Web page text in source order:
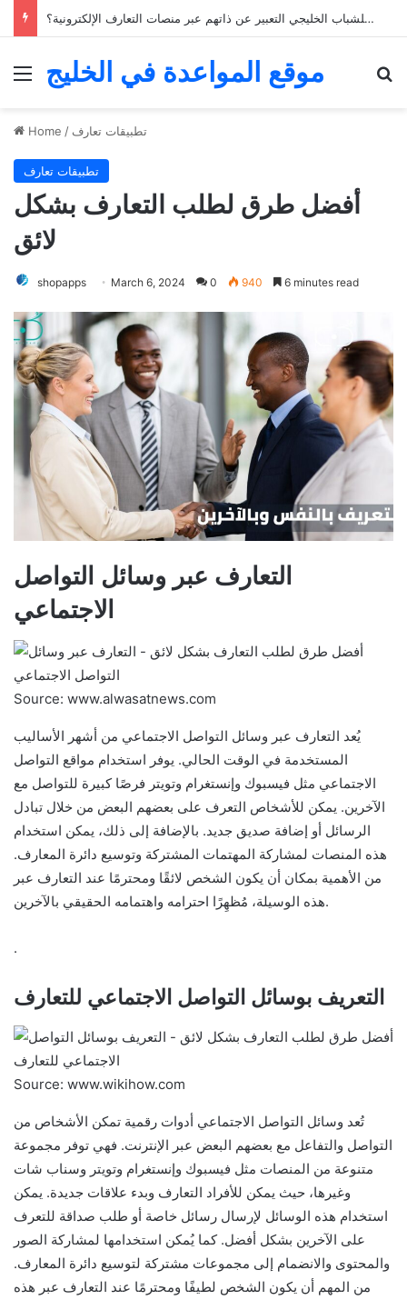
كيف يمكن للشباب الخليجي التعبير عن ذاتهم عبر منصات التعارف الإلكترونية؟
Menu
موقع المواعدة في الخليج
Home / تطبيقات تعارف
تطبيقات تعارف
أفضل طرق لطلب التعارف بشكل
لائق
shopapps March 6, 2024 0 940 6 minutes read
التعارف عبر وسائل التواصل
الاجتماعي
Source: www.alwasatnews.com
يُعد التعارف عبر وسائل التواصل الاجتماعي من أشهر الأساليب
المستخدمة في الوقت الحالي. يوفر استخدام مواقع التواصل
الاجتماعي مثل فيسبوك وإنستغرام وتويتر فرصًا كبيرة للتواصل مع
الآخرين. يمكن للأشخاص التعرف على بعضهم البعض من خلال تبادل
الرسائل أو إضافة صديق جديد. بالإضافة إلى ذلك، يمكن استخدام
هذه المنصات لمشاركة المهتمات المشتركة وتوسيع دائرة المعارف.
من الأهمية بمكان أن يكون الشخص لائقًا ومحترمًا عند التعارف عبر
هذه الوسيلة، مُظهِرًا احترامه واهتمامه الحقيقي بالآخرين.
.
التعريف بوسائل التواصل الاجتماعي للتعارف
Source: www.wikihow.com
تُعد وسائل التواصل الاجتماعي أدوات رقمية تمكن الأشخاص من
التواصل والتفاعل مع بعضهم البعض عبر الإنترنت. فهي توفر مجموعة
متنوعة من المنصات مثل فيسبوك وإنستغرام وتويتر وسناب شات
وغيرها، حيث يمكن للأفراد التعارف وبدء علاقات جديدة. يمكن
استخدام هذه الوسائل لإرسال رسائل خاصة أو طلب صداقة للتعرف
على الآخرين بشكل أفضل. كما يُمكن استخدامها لمشاركة الصور
والمحتوى والانضمام إلى مجموعات مشتركة لتوسيع دائرة المعارف.
من المهم أن يكون الشخص لطيفًا ومحترمًا عند التعارف عبر هذه